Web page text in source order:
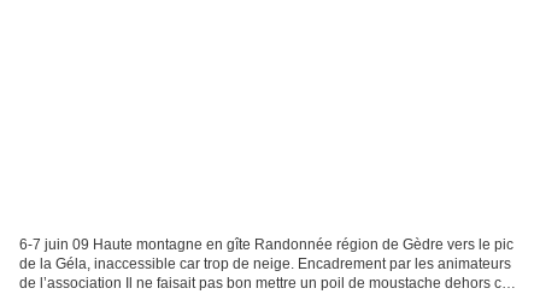
6-7 juin 09 Haute montagne en gîte Randonnée région de Gèdre vers le pic
de la Géla, inaccessible car trop de neige. Encadrement par les animateurs
de l’association Il ne faisait pas bon mettre un poil de moustache dehors ce